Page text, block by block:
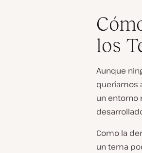
los
Aunque
queríamos
un entorno
Como la
un tema